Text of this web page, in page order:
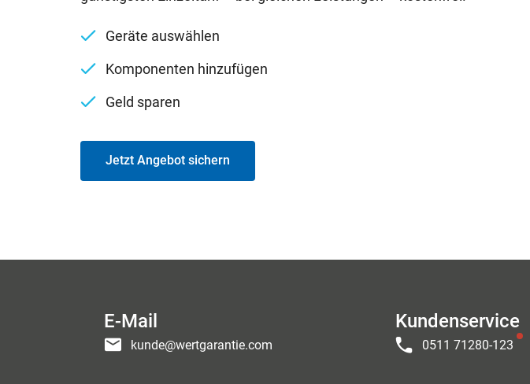
Geräte auswählen
Komponenten hinzufügen
Geld sparen
Jetzt Angebot sichern
E-Mail
kunde@wertgarantie.com
Kundenservice
0511 71280-123